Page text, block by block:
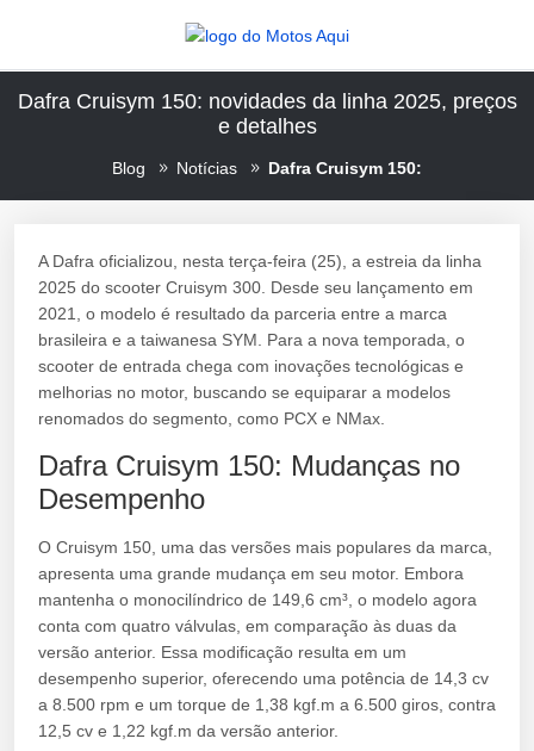
Dafra Cruisym 150: novidades da linha 2025, preços
e detalhes
Blog Notícias Dafra Cruisym 150:
A Dafra oficializou, nesta terça-feira (25), a estreia da linha
2025 do scooter Cruisym 300. Desde seu lançamento em
2021, o modelo é resultado da parceria entre a marca
brasileira e a taiwanesa SYM. Para a nova temporada, o
scooter de entrada chega com inovações tecnológicas e
melhorias no motor, buscando se equiparar a modelos
renomados do segmento, como PCX e NMax.
Dafra Cruisym 150: Mudanças no
Desempenho
O Cruisym 150, uma das versões mais populares da marca,
apresenta uma grande mudança em seu motor. Embora
mantenha o monocilíndrico de 149,6 cm³, o modelo agora
conta com quatro válvulas, em comparação às duas da
versão anterior. Essa modificação resulta em um
desempenho superior, oferecendo uma potência de 14,3 cv
a 8.500 rpm e um torque de 1,38 kgf.m a 6.500 giros, contra
12,5 cv e 1,22 kgf.m da versão anterior.